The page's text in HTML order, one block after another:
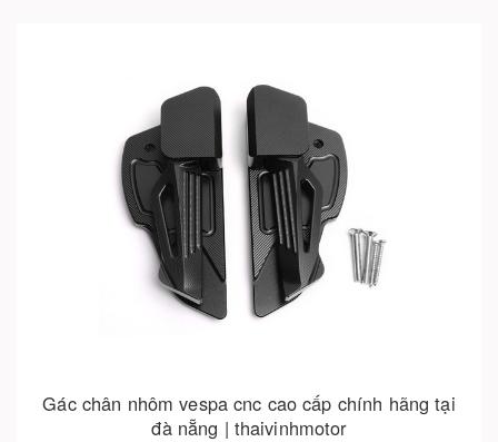
Gác chân nhôm vespa cnc cao cấp chính hãng tại
đà nẵng | thaivinhmotor
Cho vào giỏ hàng